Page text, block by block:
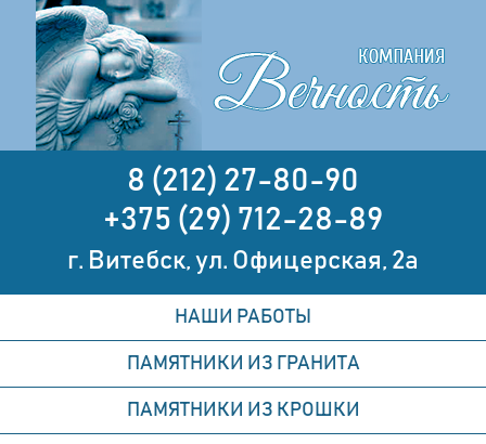
8 (212) 27-80-90
+375 (29) 712-28-89
г. Витебск, ул. Офицерская, 2а
НАШИ РАБОТЫ
ПАМЯТНИКИ ИЗ ГРАНИТА
ПАМЯТНИКИ ИЗ КРОШКИ